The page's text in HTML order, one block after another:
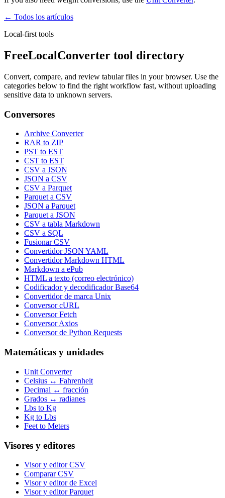
← Todos los artículos
Local-first tools
FreeLocalConverter tool directory
Convert, compare, and review tabular files in your browser. Use the
categories below to find the right workflow fast, without uploading
sensitive data to unknown servers.
Conversores
Archive Converter
RAR to ZIP
PST to EST
CST to EST
CSV a JSON
JSON a CSV
CSV a Parquet
Parquet a CSV
JSON a Parquet
Parquet a JSON
CSV a tabla Markdown
CSV a SQL
Fusionar CSV
Convertidor JSON YAML
Convertidor Markdown HTML
Markdown a ePub
HTML a texto (correo electrónico)
Codificador y decodificador Base64
Convertidor de marca Unix
Conversor cURL
Conversor Fetch
Conversor Axios
Conversor de Python Requests
Matemáticas y unidades
Unit Converter
Celsius ↔ Fahrenheit
Decimal ↔ fracción
Grados ↔ radianes
Lbs to Kg
Kg to Lbs
Feet to Meters
Visores y editores
Visor y editor CSV
Comparar CSV
Visor y editor de Excel
Visor y editor Parquet